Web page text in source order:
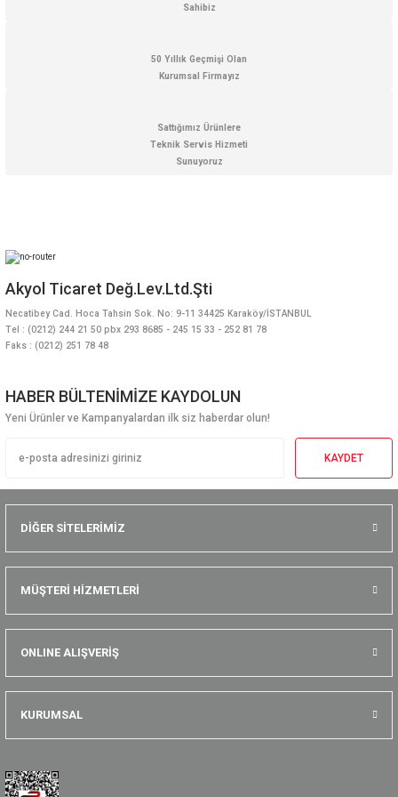
Sahibiz
50 Yıllık Geçmişi Olan
Kurumsal Firmayız
Sattığımız Ürünlere
Teknik Servis Hizmeti
Sunuyoruz
Akyol Ticaret Değ.Lev.Ltd.Şti
Necatibey Cad. Hoca Tahsin Sok. No: 9-11 34425 Karaköy/İSTANBUL
Tel : (0212) 244 21 50 pbx 293 8685 - 245 15 33 - 252 81 78
Faks : (0212) 251 78 48
HABER BÜLTENİMİZE KAYDOLUN
Yeni Ürünler ve Kampanyalardan ilk siz haberdar olun!
KAYDET
DİĞER SİTELERİMİZ
MÜŞTERİ HİZMETLERİ
ONLINE ALIŞVERİŞ
KURUMSAL